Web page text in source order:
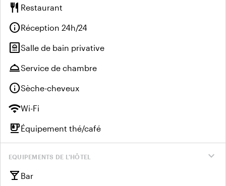
restaurant Restaurant
infoRéception 24h/24
bathroomSalle de bain privative
room_serviceService de chambre
infoSèche-cheveux
wifiWi-Fi
emoji_food_beverageÉquipement thé/café
expand_more
EQUIPEMENTS DE L'HÔTEL
local_bar Bar